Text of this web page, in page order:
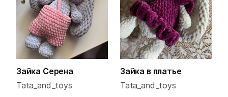
Зайка Серена
Tata_and_toys
Зайка в платье
Tata_and_toys